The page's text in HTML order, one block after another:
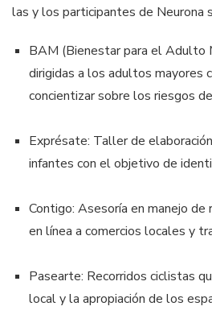
las y los participantes de Neurona
BAM (Bienestar para el Adulto
dirigidas a los adultos mayores
concientizar sobre los riesgos
Exprésate: Taller de
infantes con el objetivo de
Contigo: Asesoría en manejo
en línea a comercios locales y
Pasearte: Recorridos ciclistas
local y la apropiación de los